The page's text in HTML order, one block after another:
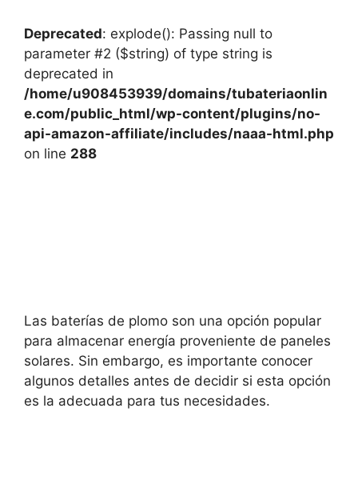
Deprecated: explode(): Passing null to
parameter #2 ($string) of type string is
deprecated in
/home/u908453939/domains/tubateriaonlin
e.com/public_html/wp-content/plugins/no-
api-amazon-affiliate/includes/naaa-html.php
on line 288
Las baterías de plomo son una opción popular
para almacenar energía proveniente de paneles
solares. Sin embargo, es importante conocer
algunos detalles antes de decidir si esta opción
es la adecuada para tus necesidades.